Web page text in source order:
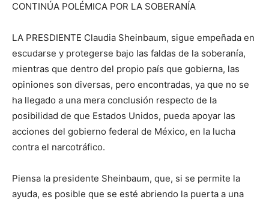
CONTINÚA POLÉMICA POR LA SOBERANÍA
LA PRESDIENTE Claudia Sheinbaum, sigue empeñada en
escudarse y protegerse bajo las faldas de la soberanía,
mientras que dentro del propio país que gobierna, las
opiniones son diversas, pero encontradas, ya que no se
ha llegado a una mera conclusión respecto de la
posibilidad de que Estados Unidos, pueda apoyar las
acciones del gobierno federal de México, en la lucha
contra el narcotráfico.
Piensa la presidente Sheinbaum, que, si se permite la
ayuda, es posible que se esté abriendo la puerta a una